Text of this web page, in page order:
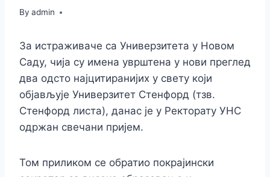
By admin
За истраживаче са Универзитета у Новом
Саду, чија су имена уврштена у нови преглед
два одсто најцитиранијих у свету који
објављује Универзитет Стенфорд (тзв.
Стенфорд листа), данас је у Ректорату УНС
одржан свечани пријем.
Том приликом се обратио покрајински